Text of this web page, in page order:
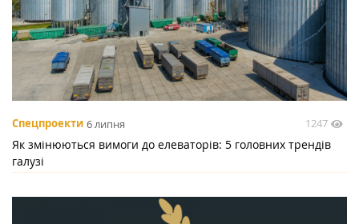
Спецпроекти 6 липня 1247
Як змінюються вимоги до елеваторів: 5 головних трендів
галузі